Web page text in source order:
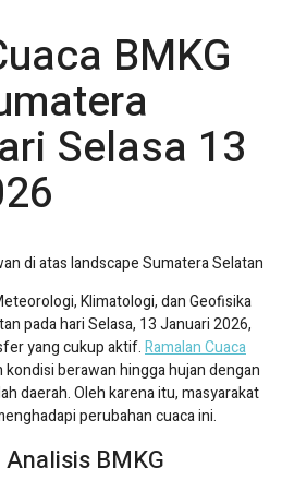
BMKG
Selasa 13
Klimatologi, dan Geofisika
pada hari Selasa, 13 Januari 2026,
yang cukup aktif.Ramalan Cuaca
berawan hingga hujan dengan
daerah. Oleh karena itu, masyarakat
perubahan cuaca ini.
BMKG